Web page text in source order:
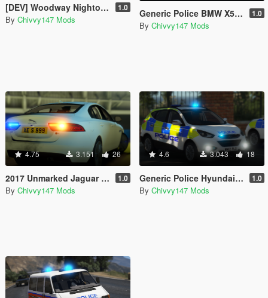
[DEV] Woodway Nightowl (Scene Light) [UNLOCKED] 1.0
By Chivvy147 Mods Generic Police BMW X5 F15 ARV [ELS] [REL] [WORKING GUN LOCKER] 1.0
By Chivvy147 Mods
4.75 3.151 26
2017 Unmarked Jaguar XE S 1.0
By Chivvy147 Mods
4.6 3.043 18
Generic Police Hyundai IX35 [ELS] 1.0
By Chivvy147 Mods